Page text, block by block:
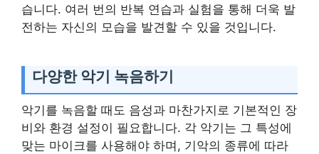
습니다. 여러 번의 반복 연습과 실험을 통해 더욱 발
전하는 자신의 모습을 발견할 수 있을 것입니다.
다양한 악기 녹음하기
악기를 녹음할 때도 음성과 마찬가지로 기본적인 장
비와 환경 설정이 필요합니다. 각 악기는 그 특성에
맞는 마이크를 사용해야 하며, 기악의 종류에 따라